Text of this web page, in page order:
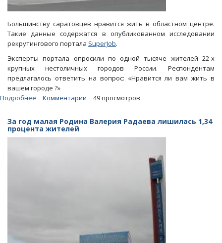
Большинству саратовцев нравится жить в областном центре.
Такие данные содержатся в опубликованном исследовании
рекрутингового портала SuperJob.
Эксперты портала опросили по одной тысяче жителей 22-х
крупных нестоличных городов России. Респондентам
предлагалось ответить на вопрос: «Нравится ли вам жить в
вашем городе ?»
Подробнее
Саратовцы
недовольны
плохой
Комментарии 49 просмотров
За год малая Родина Валерия Радаева лишилась 1,34
процента жителей